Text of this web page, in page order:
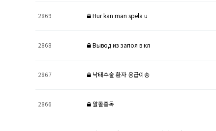
2869 Hur kan man spela u
2868 Вывод из запоя в кл
2867 낙태수술 환자 응급이송
2866 알콜중독